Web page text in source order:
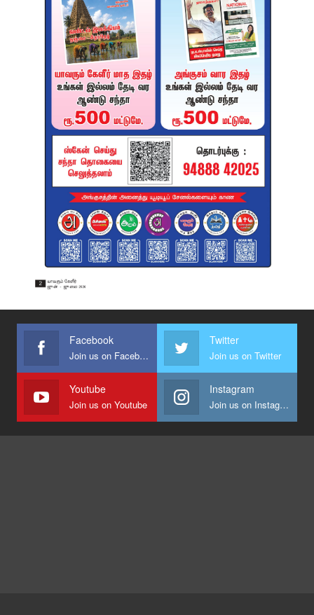
Facebook
Join us on Facebook
Twitter
Join us on Twitter
Youtube
Join us on Youtube
Instagram
Join us on Instagram